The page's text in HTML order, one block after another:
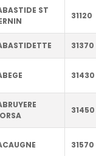
ST
31120
31370
31430
31450
31570